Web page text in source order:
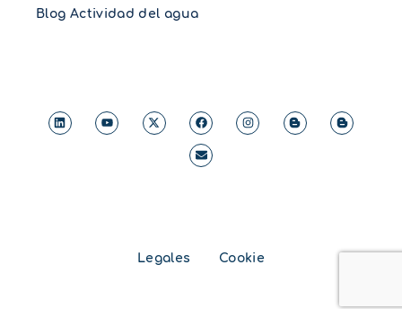
Blog Actividad del agua
Legales Cookie